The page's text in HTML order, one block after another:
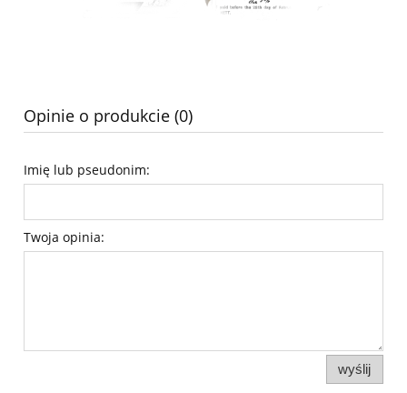
Opinie o produkcie (0)
Imię lub pseudonim:
Twoja opinia:
wyślij